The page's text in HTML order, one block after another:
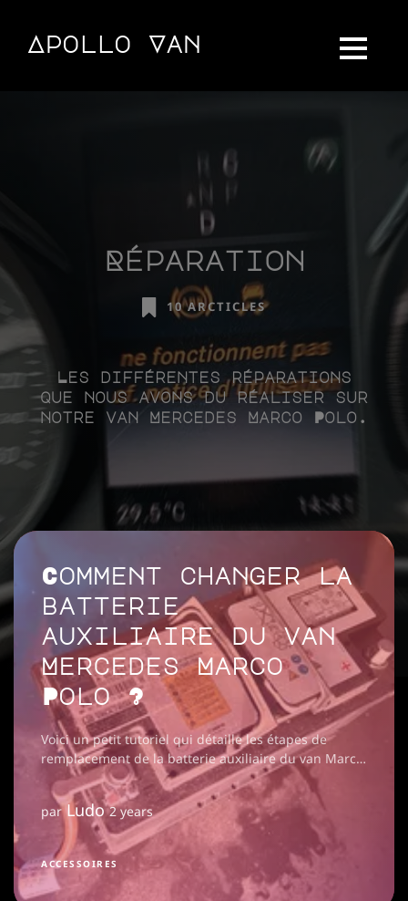
Apollo Van
Blog Vanlife & Van Mercedes Marco
Réparation
10 ARCTICLES
Les différentes réparations
que nous avons du réaliser sur
notre van Mercedes Marco Polo.
Comment changer la
batterie
auxiliaire du van
Mercedes Marco
Polo ?
Voici un petit tutoriel qui détaille les étapes de
remplacement de la batterie auxiliaire du van Marco
Polo (A0019828208)
parLudo2 years
ACCESSOIRES